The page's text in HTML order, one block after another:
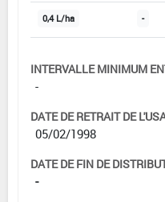
0,4 L/ha -
INTERVALLE MINIMUM
-
DATE DE RETRAIT DE
05/02/1998
DATE DE FIN DE
-